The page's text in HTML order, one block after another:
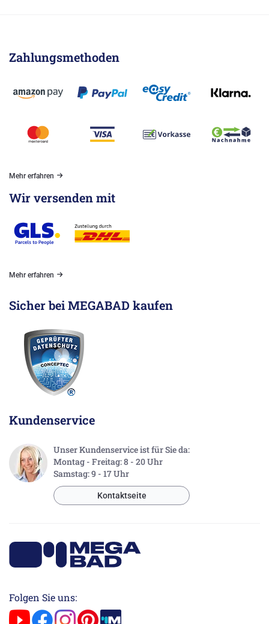
Zahlungsmethoden
Mehr erfahren
Wir versenden mit
Mehr erfahren
Sicher bei MEGABAD kaufen
Kundenservice
Unser Kundenservice ist für Sie da:
Montag - Freitag: 8 - 20 Uhr
Samstag: 9 - 17 Uhr
Kontaktseite
Folgen Sie uns: